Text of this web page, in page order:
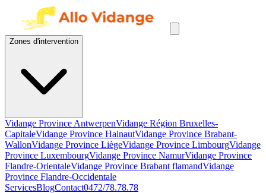
Zones d'intervention
Vidange Province AntwerpenVidange Région Bruxelles-
CapitaleVidange Province HainautVidange Province Brabant-
WallonVidange Province LiègeVidange Province LimbourgVidange
Province LuxembourgVidange Province NamurVidange Province
Flandre-OrientaleVidange Province Brabant flamandVidange
Province Flandre-Occidentale
ServicesBlogContact0472/78.78.78